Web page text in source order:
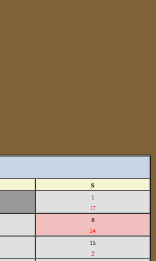
S
1
17
8
24
15
2